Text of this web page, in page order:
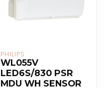
PHILIPS
WL055V
LED6S/830 PSR
MDU WH SENSOR